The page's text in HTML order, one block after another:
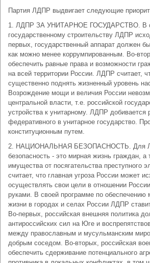
Партия ЛДПР выдвигает следующие
1. ЛДПР ЗА УНИТАРНОЕ ГОСУДАРСТВО. В
государственному строительству ЛДПР
первых, государственный аппарат должен
как можно менее коррумпированным. Во-
обеспечить равные права и возможности
на всей территории России. ЛДПР считает,
существенно поднять жизненный уровень
Возрождение мощи и величия России
центральной власти, т.е. российской
устройства к унитарному. ЛДПР добивается
федеративного в унитарное государство.
конституционным путем.
2. НАЦИОНАЛЬНАЯ БЕЗОПАСНОСТЬ. Для
безопасность - это мирная жизнь граждан,
имущества от посягательства преступного
считает, что главная угроза России может
осуществлять свои цели в отношении
руками. В своей программе по обеспечению
жизни в городах и селах России ЛДПР
Во-первых, российская внешняя политика
антироссийских сил на Юге и
между православным и мусульманским
добрым соседом. Во-вторых, российская
обеспечить сдерживание потенциального